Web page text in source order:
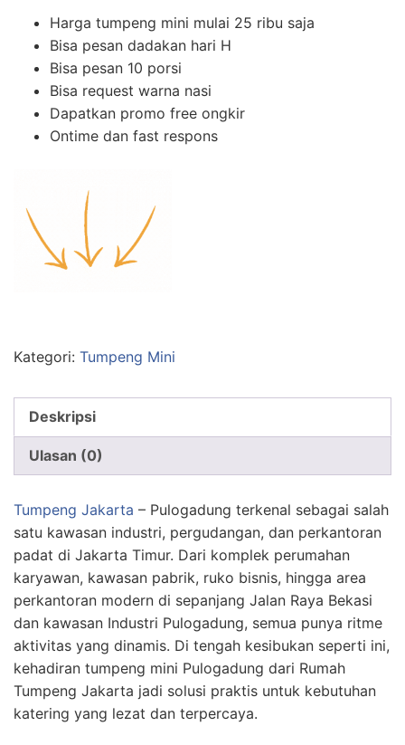
Harga tumpeng mini mulai 25 ribu saja
Bisa pesan dadakan hari H
Bisa pesan 10 porsi
Bisa request warna nasi
Dapatkan promo free ongkir
Ontime dan fast respons
Kategori: Tumpeng Mini
Deskripsi
Ulasan (0)
Tumpeng Jakarta – Pulogadung terkenal sebagai salah
satu kawasan industri, pergudangan, dan perkantoran
padat di Jakarta Timur. Dari komplek perumahan
karyawan, kawasan pabrik, ruko bisnis, hingga area
perkantoran modern di sepanjang Jalan Raya Bekasi
dan kawasan Industri Pulogadung, semua punya ritme
aktivitas yang dinamis. Di tengah kesibukan seperti ini,
kehadiran tumpeng mini Pulogadung dari Rumah
Tumpeng Jakarta jadi solusi praktis untuk kebutuhan
katering yang lezat dan terpercaya.